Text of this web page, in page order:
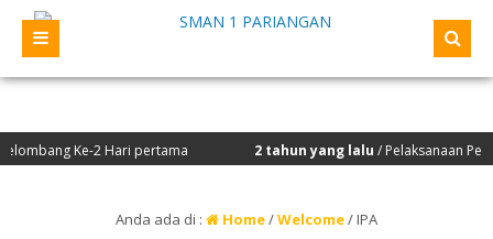
Ke-2 Hari pertama 2 tahun yang lalu/ Pelaksanaan
Anda ada di : Home/Welcome/IPA